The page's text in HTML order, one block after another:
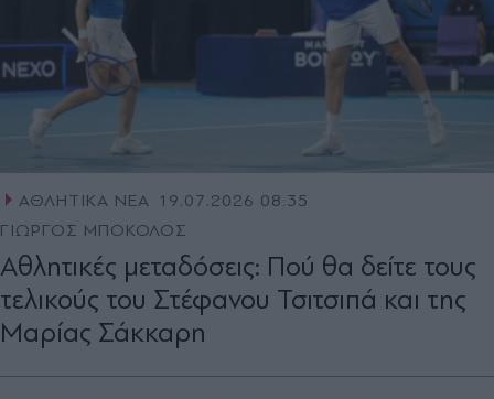
ΑΘΛΗΤΙΚΑ ΝΕΑ 19.07.2026 08:35
ΓΙΩΡΓΟΣ ΜΠΟΚΟΛΟΣ
Αθλητικές μεταδόσεις: Πού θα δείτε τους
τελικούς του Στέφανου Τσιτσιπά και της
Μαρίας Σάκκαρη